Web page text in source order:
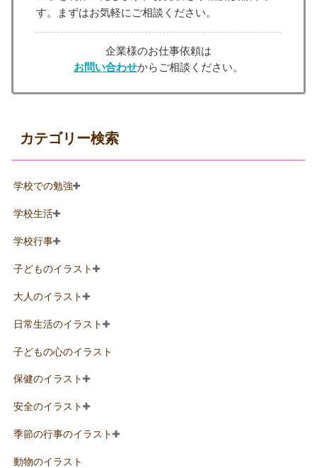
す。まずはお気軽にご相談ください。
企業様のお仕事依頼は
お問い合わせからご相談ください。
カテゴリー検索
学校での勉強
学校生活
学校行事
子どものイラスト
大人のイラスト
日常生活のイラスト
子どもの心のイラスト
保健のイラスト
安全のイラスト
季節の行事のイラスト
動物のイラスト